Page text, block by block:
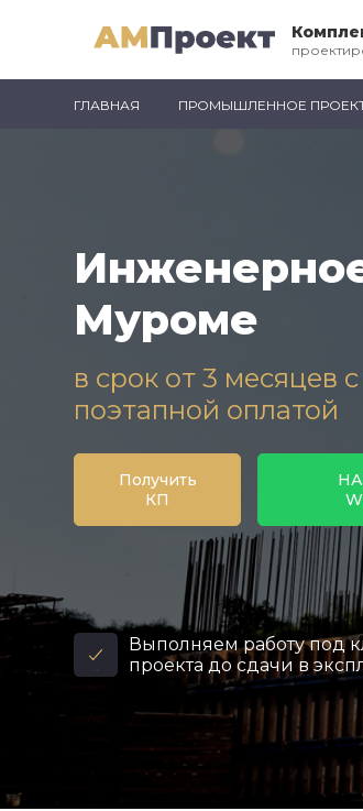
ГЛАВНАЯ ПРОМЫШЛЕННОЕ
Муроме
в срок от 3 месяцев
поэтапной оплатой
Получить
КП
Выполняем работу под
проекта до сдачи в